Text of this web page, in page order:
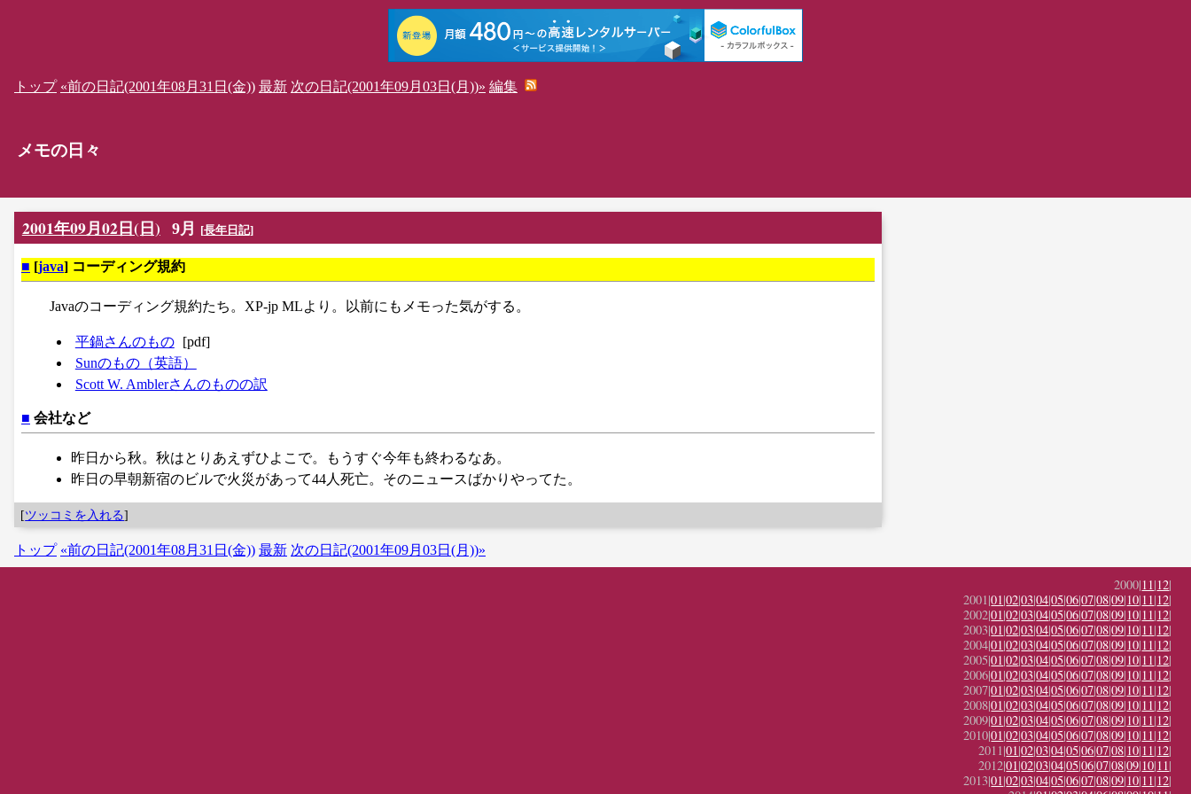
トップ «前の日記(2001年08月31日(金)) 最新 次の日記(2001年09月03日(月))» 編集
メモの日々
2001年09月02日(日) 9月 [長年日記]
■ [java] コーディング規約
Javaのコーディング規約たち。XP-jp MLより。以前にもメモった気がする。
平鍋さんのもの
[pdf]
Sunのもの（英語）
Scott W. Amblerさんのものの訳
■ 会社など
昨日から秋。秋はとりあえずひよこで。もうすぐ今年も終わるなあ。
昨日の早朝新宿のビルで火災があって44人死亡。そのニュースばかりやってた。
[ツッコミを入れる]
トップ «前の日記(2001年08月31日(金)) 最新 次の日記(2001年09月03日(月))»
2000|11|12|
2001|01|02|03|04|05|06|07|08|09|10|11|12|
2002|01|02|03|04|05|06|07|08|09|10|11|12|
2003|01|02|03|04|05|06|07|08|09|10|11|12|
2004|01|02|03|04|05|06|07|08|09|10|11|12|
2005|01|02|03|04|05|06|07|08|09|10|11|12|
2006|01|02|03|04|05|06|07|08|09|10|11|12|
2007|01|02|03|04|05|06|07|08|09|10|11|12|
2008|01|02|03|04|05|06|07|08|09|10|11|12|
2009|01|02|03|04|05|06|07|08|09|10|11|12|
2010|01|02|03|04|05|06|07|08|09|10|11|12|
2011|01|02|03|04|05|06|07|08|10|11|12|
2012|01|02|03|04|05|06|07|08|09|10|11|
2013|01|02|03|04|05|06|07|08|09|10|11|12|